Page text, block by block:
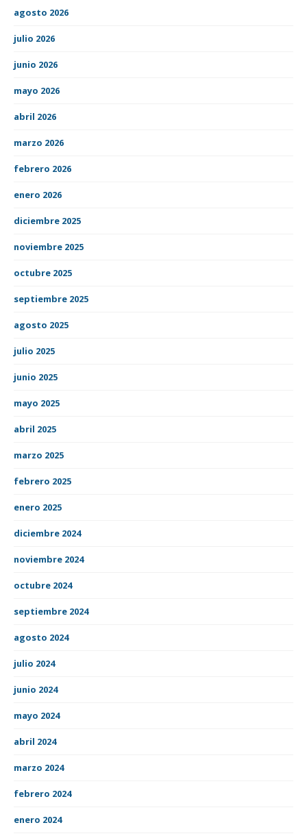
agosto 2026
julio 2026
junio 2026
mayo 2026
abril 2026
marzo 2026
febrero 2026
enero 2026
diciembre 2025
noviembre 2025
octubre 2025
septiembre 2025
agosto 2025
julio 2025
junio 2025
mayo 2025
abril 2025
marzo 2025
febrero 2025
enero 2025
diciembre 2024
noviembre 2024
octubre 2024
septiembre 2024
agosto 2024
julio 2024
junio 2024
mayo 2024
abril 2024
marzo 2024
febrero 2024
enero 2024